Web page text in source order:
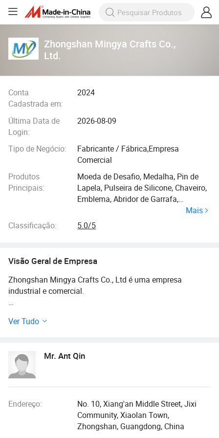
Zhongshan Mingya Crafts Co.,
Ltd.
Conta
Cadastrada em:
2024
Última Data de
Login:
2026-08-09
Tipo de Negócio:
Fabricante / Fábrica,Empresa
Comercial
Produtos
Principais:
Moeda de Desafio, Medalha, Pin de
Lapela, Pulseira de Silicone, Chaveiro,
Emblema, Abridor de Garrafa,
Abotoaduras, Prendedor de Gravata,
Cordão
Mais
Classificação:
5.0/5
Visão Geral de Empresa
Zhongshan Mingya Crafts Co., Ltd é uma empresa
industrial e comercial.
desafio, pinos de lapela, medalhas, chaveiros, abridores,
Além da nossa própria fábrica, também temos um sistema
de compras completo e uma cooperação a longo prazo
diferentes tipos de artigos promocionais para presentes
para os nossos clientes.
Ver Tudo
Mr. Ant Qin
Endereço:
No. 10, Xiang'an Middle Street, Jixi
Community, Xiaolan Town,
Zhongshan, Guangdong, China